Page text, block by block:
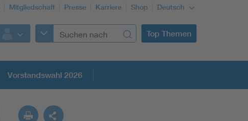
Mitgliedschaft Presse Karriere Shop Deutsch
Top Themen
Vorstandswahl 2026